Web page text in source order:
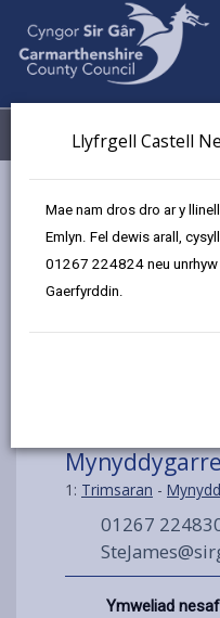
Llyfrgell Castell
Mae nam dros dro ar y
Emlyn. Fel dewis arall,
01267 224824 neu
Gaerfyrddin.
Dewislen
1: Trimsaran -
01267
Ymweliad